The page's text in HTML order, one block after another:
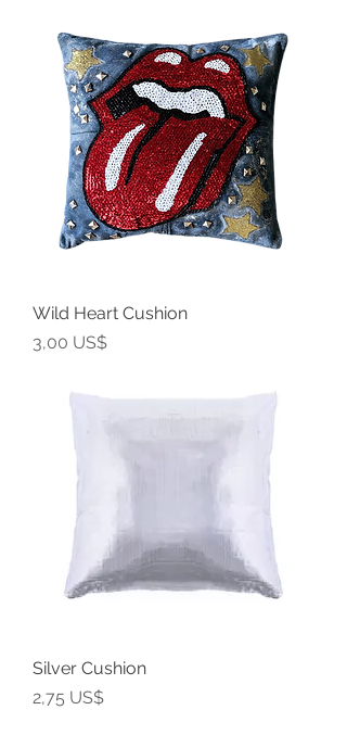
Wild Heart Cushion
Precio
3,00 US$
Silver Cushion
Precio
2,75 US$